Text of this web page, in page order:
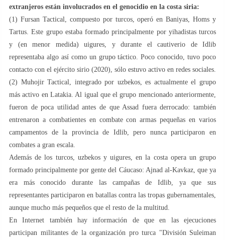
extranjeros están involucrados en el genocidio en la costa siria:
(1) Fursan Tactical, compuesto por turcos, operó en Baniyas, Homs y
Tartus. Este grupo estaba formado principalmente por yihadistas turcos
y (en menor medida) uigures, y durante el cautiverio de Idlib
representaba algo así como un grupo táctico. Poco conocido, tuvo poco
contacto con el ejército sirio (2020), sólo estuvo activo en redes sociales.
(2) Muhojir Tactical, integrado por uzbekos, es actualmente el grupo
más activo en Latakia. Al igual que el grupo mencionado anteriormente,
fueron de poca utilidad antes de que Assad fuera derrocado: también
entrenaron a combatientes en combate con armas pequeñas en varios
campamentos de la provincia de Idlib, pero nunca participaron en
combates a gran escala.
Además de los turcos, uzbekos y uigures, en la costa opera un grupo
formado principalmente por gente del Cáucaso: Ajnad al-Kavkaz, que ya
era más conocido durante las campañas de Idlib, ya que sus
representantes participaron en batallas contra las tropas gubernamentales,
aunque mucho más pequeños que el resto de la multitud.
En Internet también hay información de que en las ejecuciones
participan militantes de la organización pro turca "División Suleiman